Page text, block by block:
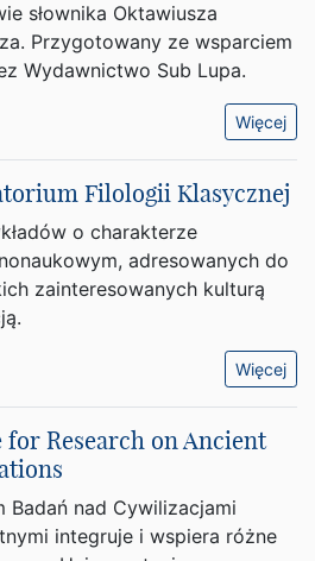
słownika Oktawiusza
Przygotowany ze wsparciem
Wydawnictwo Sub Lupa.
Więcej
Filologii Klasycznej
o charakterze
adresowanych do
zainteresowanych kulturą
Więcej
for Research on Ancient
Badań nad Cywilizacjami
integruje i wspiera różne